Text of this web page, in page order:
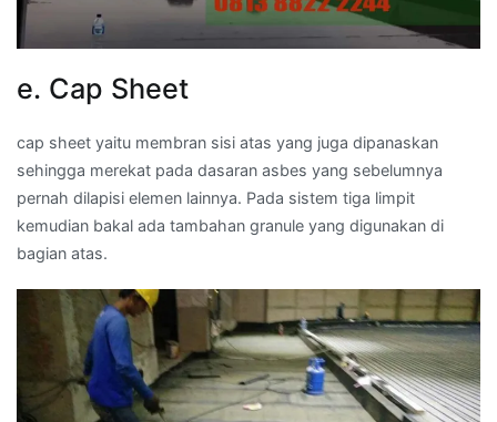
e. Cap Sheet
cap sheet yaitu membran sisi atas yang juga dipanaskan
sehingga merekat pada dasaran asbes yang sebelumnya
pernah dilapisi elemen lainnya. Pada sistem tiga limpit
kemudian bakal ada tambahan granule yang digunakan di
bagian atas.